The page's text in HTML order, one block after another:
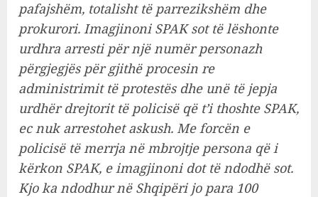
pafajshëm, totalisht të parrezikshëm dhe
prokurori. Imagjinoni SPAK sot të lëshonte
urdhra arresti për një numër personazh
përgjegjës për gjithë procesin re
administrimit të protestës dhe unë të jepja
urdhër drejtorit të policisë që t’i thoshte SPAK,
ec nuk arrestohet askush. Me forcën e
policisë të merrja në mbrojtje persona që i
kërkon SPAK, e imagjinoni dot të ndodhë sot.
Kjo ka ndodhur në Shqipëri jo para 100